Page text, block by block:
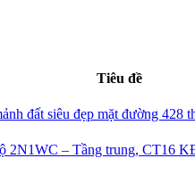
Tiêu đề
đất siêu đẹp mặt đường 428
2N1WC – Tầng trung, CT16